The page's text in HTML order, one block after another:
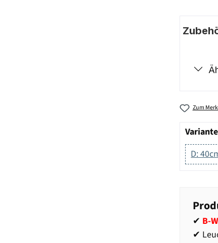
Zum
D:
✔ B-
✔